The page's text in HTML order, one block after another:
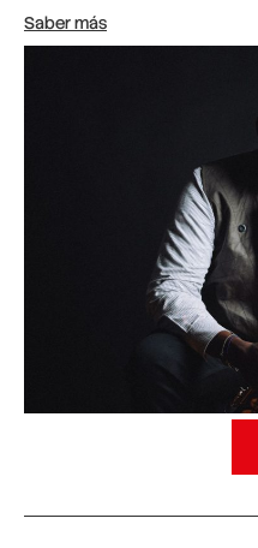
Saber más